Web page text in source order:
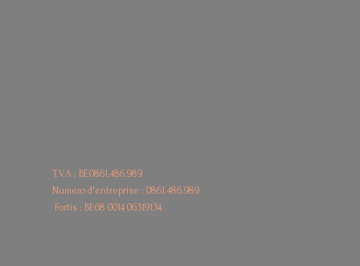
T.V.A : BE0861.486.989
Numéro d'entreprise : 0861.486.989
Fortis : BE680014 06319134.